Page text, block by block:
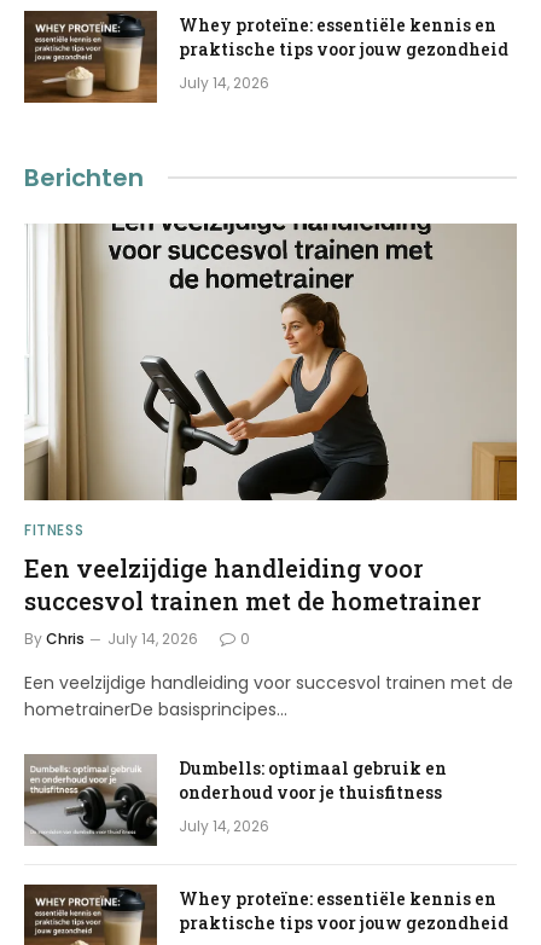
Whey proteïne: essentiële kennis en
praktische tips voor jouw gezondheid
July 14, 2026
Berichten
FITNESS
Een veelzijdige handleiding voor
succesvol trainen met de hometrainer
ByChris July 14, 2026 0
Een veelzijdige handleiding voor succesvol trainen met de
hometrainerDe basisprincipes…
Dumbells: optimaal gebruik en
onderhoud voor je thuisfitness
July 14, 2026
Whey proteïne: essentiële kennis en
praktische tips voor jouw gezondheid